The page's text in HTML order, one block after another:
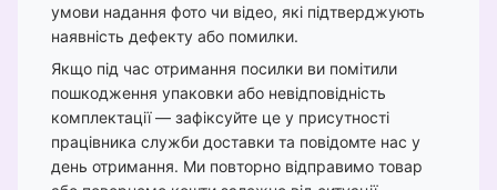
умови надання фото чи відео, які підтверджують
наявність дефекту або помилки.
Якщо під час отримання посилки ви помітили
пошкодження упаковки або невідповідність
комплектації — зафіксуйте це у присутності
працівника служби доставки та повідомте нас у
день отримання. Ми повторно відправимо товар